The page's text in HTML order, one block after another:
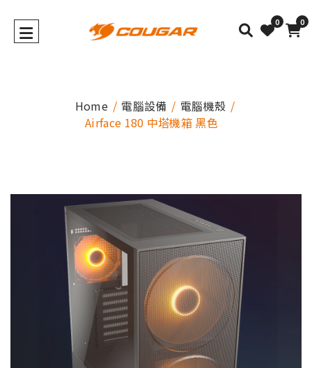
0 0
Home 電腦設備
電腦機殼
Airface 180 中塔機箱 黑色